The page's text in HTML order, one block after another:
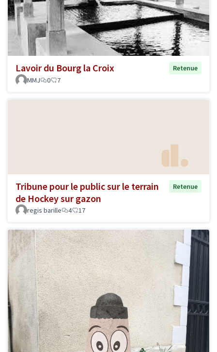
Lavoir du Bourg la Croix
Retenue
MMJ
0 7
Tribune pour le public sur le terrain
de Hockey sur gazon
Retenue
regis barille 4 17